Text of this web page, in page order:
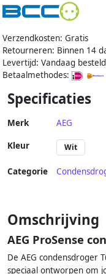
Verzendkosten: Gratis
Retourneren: Binnen 14
Levertijd: Vandaag
Betaalmethodes:
Specificaties
Merk AEG
Kleur Wit
Categorie
Omschrijving
AEG ProSense
De AEG condensdroger
speciaal ontworpen om